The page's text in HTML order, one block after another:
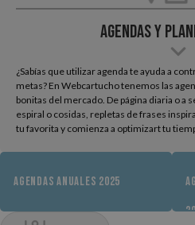
Agendas y
¿Sabías que utilizar agenda te ayuda a
metas? En Webcartucho tenemos las
bonitas del mercado. De página diaria o a
espiral o cosidas, repletas de frases
tu favorita y comienza a optimizart tu
AGENDAS ANUALES 2025